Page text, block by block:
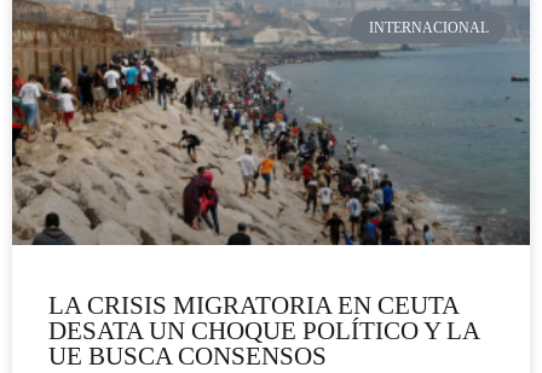
INTERNACIONAL
LA CRISIS MIGRATORIA EN CEUTA
DESATA UN CHOQUE POLÍTICO Y LA
UE BUSCA CONSENSOS